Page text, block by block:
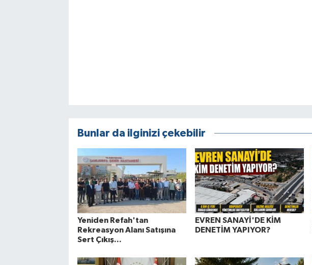
Bunlar da ilginizi çekebilir
Yeniden Refah'tan
Rekreasyon Alanı Satışına
Sert Çıkış...
EVREN SANAYİ'DE KİM
DENETİM YAPIYOR?